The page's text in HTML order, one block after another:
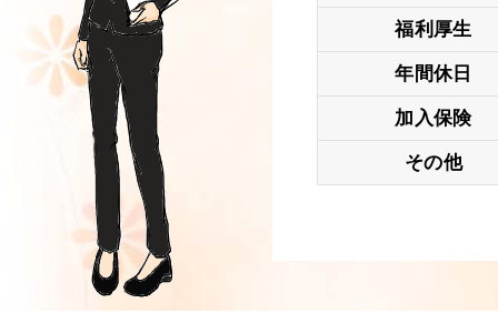
福利厚生
年間休日
加入保険
その他